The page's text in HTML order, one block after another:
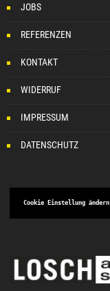
JOBS
REFERENZEN
KONTAKT
WIDERRUF
IMPRESSUM
DATENSCHUTZ
Cookie Einstellung ändern